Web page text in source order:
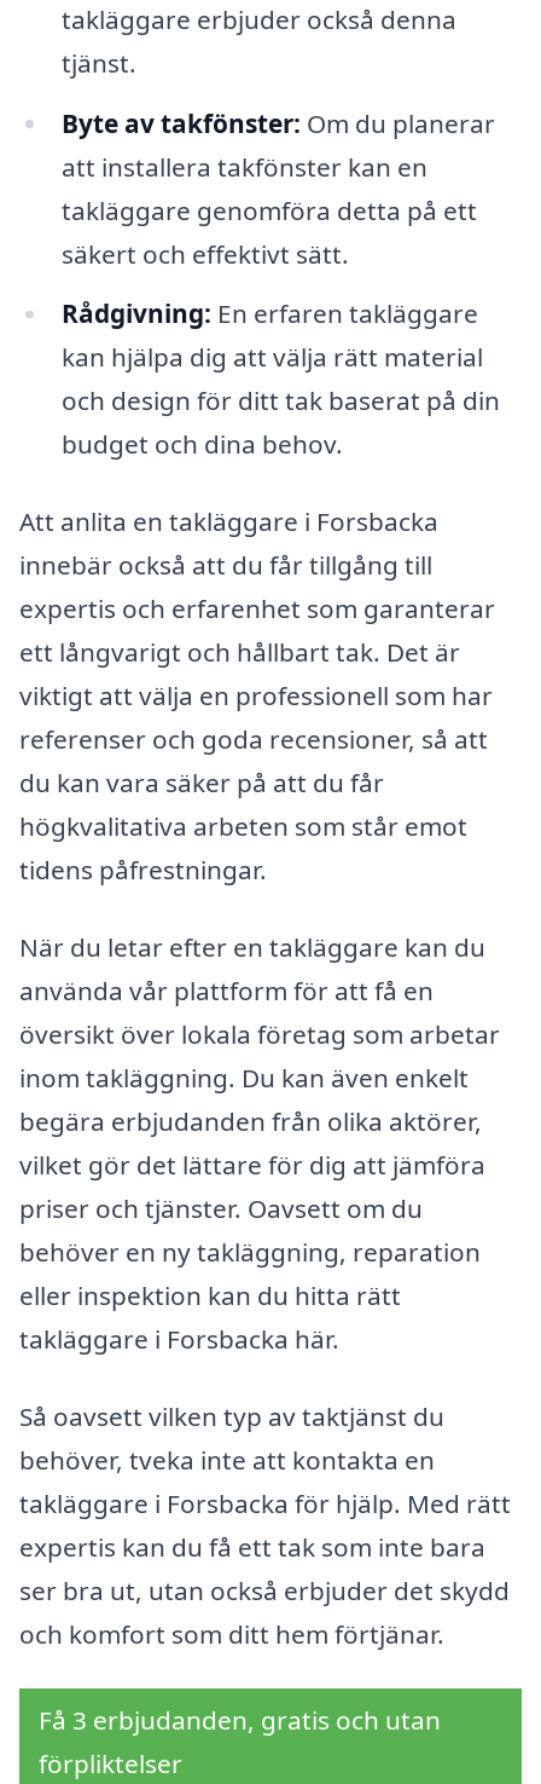
takläggare erbjuder också denna
tjänst.
Byte av takfönster: Om du planerar
att installera takfönster kan en
takläggare genomföra detta på ett
säkert och effektivt sätt.
Rådgivning: En erfaren takläggare
kan hjälpa dig att välja rätt material
och design för ditt tak baserat på din
budget och dina behov.
Att anlita en takläggare i Forsbacka
innebär också att du får tillgång till
expertis och erfarenhet som garanterar
ett långvarigt och hållbart tak. Det är
viktigt att välja en professionell som har
referenser och goda recensioner, så att
du kan vara säker på att du får
högkvalitativa arbeten som står emot
tidens påfrestningar.
När du letar efter en takläggare kan du
använda vår plattform för att få en
översikt över lokala företag som arbetar
inom takläggning. Du kan även enkelt
begära erbjudanden från olika aktörer,
vilket gör det lättare för dig att jämföra
priser och tjänster. Oavsett om du
behöver en ny takläggning, reparation
eller inspektion kan du hitta rätt
takläggare i Forsbacka här.
Så oavsett vilken typ av taktjänst du
behöver, tveka inte att kontakta en
takläggare i Forsbacka för hjälp. Med rätt
expertis kan du få ett tak som inte bara
ser bra ut, utan också erbjuder det skydd
och komfort som ditt hem förtjänar.
Få 3 erbjudanden, gratis och utan
förpliktelser